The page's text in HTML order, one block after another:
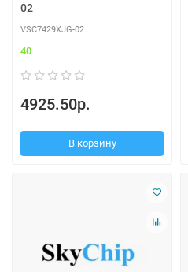
02
VSC7429XJG-02
40
4925.50р.
В корзину